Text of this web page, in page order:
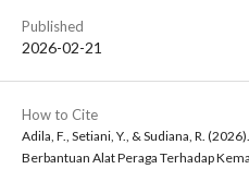
Published
2026-02-21
How to Cite
Adila, F., Setiani, Y., & Sudiana, R.
Berbantuan Alat Peraga Terhadap